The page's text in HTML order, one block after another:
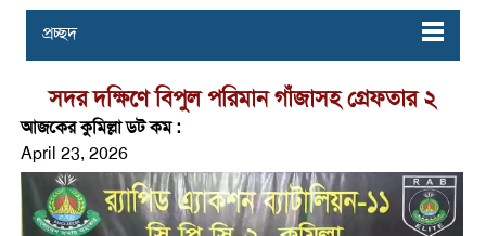
প্রচ্ছদ
সদর দক্ষিণে বিপুল পরিমান গাঁজাসহ গ্রেফতার ২
আজকের কুমিল্লা ডট কম :
April 23, 2026